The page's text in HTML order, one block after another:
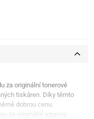
za originální tonerové
tiskáren. Díky těmto
dobrou cenu.
za originální azurový